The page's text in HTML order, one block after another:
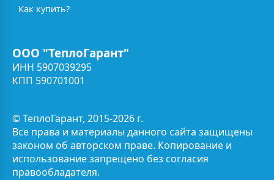
Как купить?
ООО "ТеплоГарант"
ИНН 5907039295
КПП 590701001
© ТеплоГарант, 2015-2026 г.
Все права и материалы данного сайта защищены
законом об авторском праве. Копирование и
использование запрещено без согласия
правообладателя.